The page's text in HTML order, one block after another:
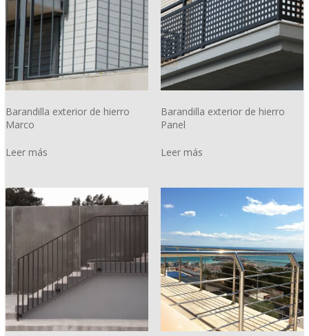
Barandilla exterior de hierro
Marco
Leer más
Barandilla exterior de hierro
Panel
Leer más